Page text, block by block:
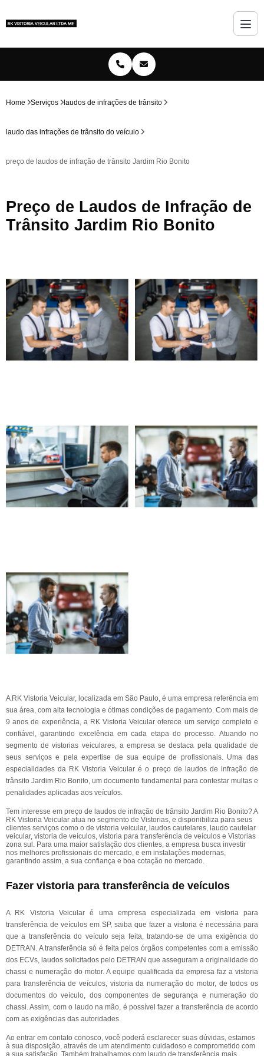
Home Serviços laudos de infrações de trânsito
laudo das infrações de trânsito do veículo
preço de laudos de infração de trânsito Jardim Rio Bonito
Preço de Laudos de Infração de
Trânsito Jardim Rio Bonito
A RK Vistoria Veicular, localizada em São Paulo, é uma empresa referência em
sua área, com alta tecnologia e ótimas condições de pagamento. Com mais de
9 anos de experiência, a RK Vistoria Veicular oferece um serviço completo e
confiável, garantindo excelência em cada etapa do processo. Atuando no
segmento de vistorias veiculares, a empresa se destaca pela qualidade de
seus serviços e pela expertise de sua equipe de profissionais. Uma das
especialidades da RK Vistoria Veicular é o preço de laudos de infração de
trânsito Jardim Rio Bonito, um documento fundamental para contestar multas e
penalidades aplicadas aos veículos.
Tem interesse em preço de laudos de infração de trânsito Jardim Rio Bonito? A
RK Vistoria Veicular atua no segmento de Vistorias, e disponibiliza para seus
clientes serviços como o de vistoria veicular, laudos cautelares, laudo cautelar
veicular, vistoria de veículos, vistoria para transferência de veículos e Vistorias
zona sul. Para uma maior satisfação dos clientes, a empresa busca investir
nos melhores profissionais do mercado, e em instalações modernas,
garantindo assim, a sua confiança e boa cotação no mercado.
Fazer vistoria para transferência de veículos
A RK Vistoria Veicular é uma empresa especializada em vistoria para
transferência de veículos em SP, saiba que fazer a vistoria é necessária para
que a transferência do veículo seja feita, tratando-se de uma exigência do
DETRAN. A transferência só é feita pelos órgãos competentes com a emissão
dos ECVs, laudos solicitados pelo DETRAN que asseguram a originalidade do
chassi e numeração do motor. A equipe qualificada da empresa faz a vistoria
para transferência de veículos, vistoria da numeração do motor, de todos os
documentos do veículo, dos componentes de segurança e numeração do
chassi. Assim, com o laudo na mão, é possível fazer a transferência de acordo
com as exigências das autoridades.
Ao entrar em contato conosco, você poderá esclarecer suas dúvidas, estamos
à sua disposição, através de um atendimento cuidadoso e comprometido com
a sua satisfação. Também trabalhamos com laudo de transferência mais